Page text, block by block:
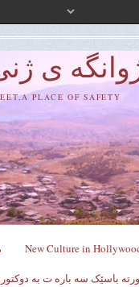
ی
PLACE OF SAFETY
New Culture in
باسێک سه باره ت به